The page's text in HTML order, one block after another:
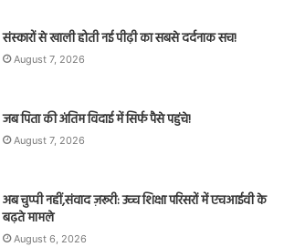
संस्कारों से खाली होती नई पीढ़ी का सबसे दर्दनाक सच!
August 7, 2026
जब पिता की अंतिम विदाई में सिर्फ पैसे पहुंचे!
August 7, 2026
अब चुप्पी नहीं,संवाद ज़रूरी: उच्च शिक्षा परिसरों में एचआईवी के
बढ़ते मामले
August 6, 2026